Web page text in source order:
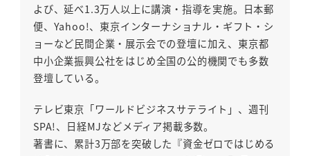
よび、延べ1.3万人以上に講演・指導を実施。日本郵
便、Yahoo!、東京インターナショナル・ギフト・シ
ョーなど民間企業・展示会での登壇に加え、東京都
中小企業振興公社をはじめ全国の公的機関でも多数
登壇している。
テレビ東京「ワールドビジネスサテライト」、週刊
SPA!、日経MJなどメディア掲載多数。
著書に、累計3万部を突破した『資金ゼロではじめる